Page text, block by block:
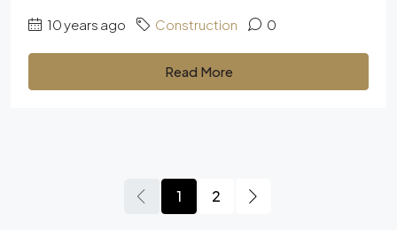
10 years ago Construction 0
Read More
1 2